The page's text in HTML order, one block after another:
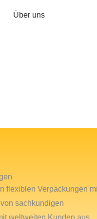
Über uns
flexiblen Verpackungen
sachkundigen
weltweiten Kunden aus